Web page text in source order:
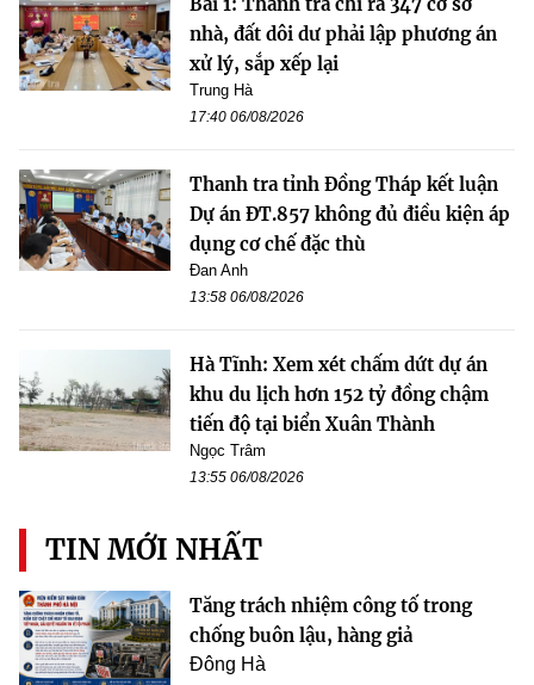
nhà, đất dôi dư phải lập phương án
xử lý, sắp xếp lại
Trung Hà
17:40 06/08/2026
Thanh tra tỉnh Đồng Tháp kết luận
Dự án ĐT.857 không đủ điều kiện áp
dụng cơ chế đặc thù
Đan Anh
13:58 06/08/2026
Hà Tĩnh: Xem xét chấm dứt dự án
khu du lịch hơn 152 tỷ đồng chậm
tiến độ tại biển Xuân Thành
Ngọc Trâm
13:55 06/08/2026
TIN MỚI NHẤT
Tăng trách nhiệm công tố trong
chống buôn lậu, hàng giả
Đông Hà